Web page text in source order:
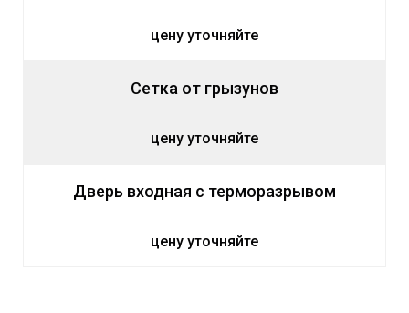
цену уточняйте
Сетка от грызунов
цену уточняйте
Дверь входная с терморазрывом
цену уточняйте